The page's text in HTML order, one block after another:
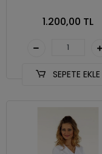
1.200,00 TL
SEPETE EKLE